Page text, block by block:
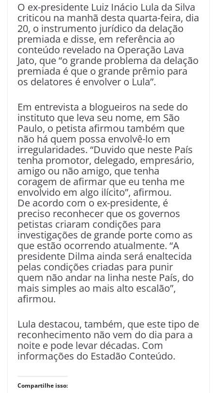
O ex-presidente Luiz Inácio Lula da Silva
criticou na manhã desta quarta-feira, dia
20, o instrumento jurídico da delação
premiada e disse, em referência ao
conteúdo revelado na Operação Lava
Jato, que “o grande problema da delação
premiada é que o grande prêmio para
os delatores é envolver o Lula”.
Em entrevista a blogueiros na sede do
instituto que leva seu nome, em São
Paulo, o petista afirmou também que
não há quem possa envolvê-lo em
irregularidades. “Duvido que neste País
tenha promotor, delegado, empresário,
amigo ou não amigo, que tenha
coragem de afirmar que eu tenha me
envolvido em algo ilícito”, afirmou.
De acordo com o ex-presidente, é
preciso reconhecer que os governos
petistas criaram condições para
investigações de grande porte como as
que estão ocorrendo atualmente. “A
presidente Dilma ainda será enaltecida
pelas condições criadas para punir
quem não andar na linha neste País, do
mais simples ao mais alto escalão”,
afirmou.
Lula destacou, também, que este tipo de
reconhecimento não vem do dia para a
noite e pode levar décadas. Com
informações do Estadão Conteúdo.
Compartilhe isso: